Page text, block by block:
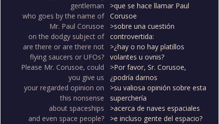
gentleman
who goes by the name of
Mr. Paul Corusoe
on the dodgy subject of
are there or are there not
flying saucers or UFOs?
Please Mr. Corusoe, could
you give us
your regarded opinion on
this nonsense
about spaceships
and even space people?
>que se hace llamar Paul
Corusoe
>sobre una cuestión
controvertida:
>¿hay o no hay platillos
volantes u ovnis?
>Por favor, Sr. Corusoe,
¿podría darnos
>su valiosa opinión sobre esta
superchería
>acerca de naves espaciales
>e incluso gente del espacio?